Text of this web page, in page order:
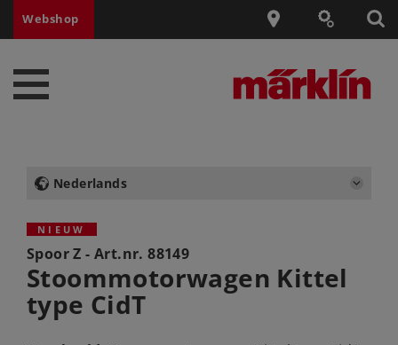
Webshop
Nederlands
NIEUW
Spoor Z - Art.nr.88149
Stoommotorwagen Kittel
type CidT